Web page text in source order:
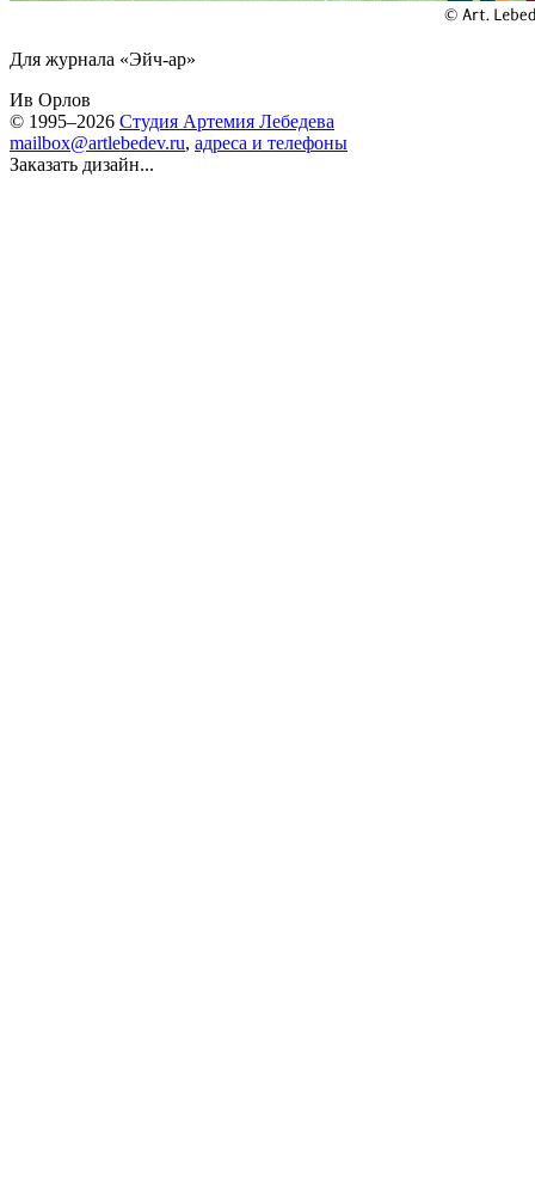
Для журнала «Эйч-ар»
Ив Орлов
© 1995–2026 Студия Артемия Лебедева
mailbox@artlebedev.ru, адреса и телефоны
Заказать дизайн...